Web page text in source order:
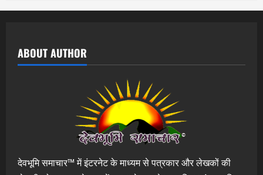
ABOUT AUTHOR
देवभूमि समाचार™ में इंटरनेट के माध्यम से पत्रकार और लेखकों की